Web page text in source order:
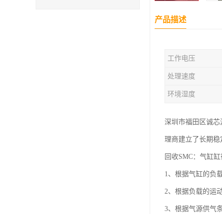
产品描述
工作电压
处理速度
环境湿度
深圳市福田区诚
理商建立了长期稳
回收SMC：气缸缸
1、根据气缸的负
2、根据负载的运
3、根据气源供气